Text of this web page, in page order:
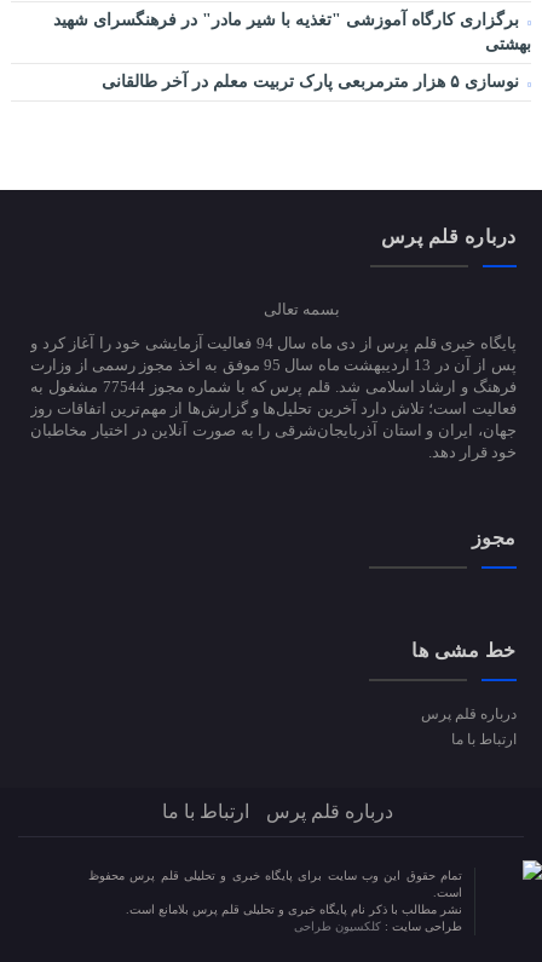
برگزاری کارگاه آموزشی "تغذیه با شیر مادر" در فرهنگسرای شهید
بهشتی
نوسازی ۵ هزار مترمربعی پارک تربیت معلم در آخر طالقانی
درباره قلم پرس
بسمه تعالی
پایگاه خبری قلم پرس از دی ماه سال 94 فعالیت آزمایشی خود را آغاز کرد و
پس از آن در 13 اردیبهشت ماه سال 95 موفق به اخذ مجوز رسمی از وزارت
فرهنگ و ارشاد اسلامی شد. قلم پرس که با شماره مجوز 77544 مشغول به
فعالیت است؛ تلاش دارد آخرین تحلیل‌ها و گزارش‌ها از مهم‌ترین اتفاقات روز
جهان، ایران و استان آذربایجان‌شرقی را به صورت آنلاین در اختیار مخاطبان
خود قرار دهد.
مجوز
خط مشی ها
درباره قلم پرس
ارتباط با ما
درباره قلم پرس ارتباط با ما
تمام حقوق این وب سایت برای پایگاه خبری و تحلیلی قلم پرس محفوظ
است.
نشر مطالب با ذکر نام پایگاه خبری و تحلیلی قلم پرس بلامانع است.
طراحی سایت : کلکسیون طراحی